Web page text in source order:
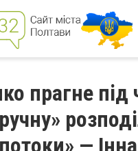
прагне під
— Інна